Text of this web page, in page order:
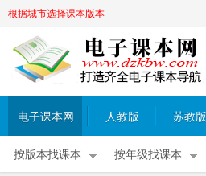
根据城市选择课本版本
电子课本网 人教版 苏教版
按版本找课本 按年级找课本